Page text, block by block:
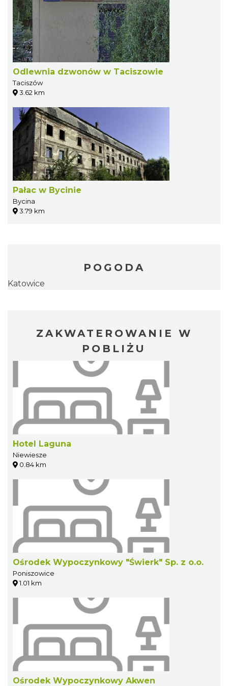
Odlewnia dzwonów w Taciszowie
Taciszów
3.62 km
Pałac w Bycinie
Bycina
3.79 km
POGODA
Katowice
ZAKWATEROWANIE W
POBLIŻU
Hotel Laguna
Niewiesze
0.84 km
Ośrodek Wypoczynkowy "Świerk" Sp. z o.o.
Poniszowice
1.01 km
Ośrodek Wypoczynkowy Akwen